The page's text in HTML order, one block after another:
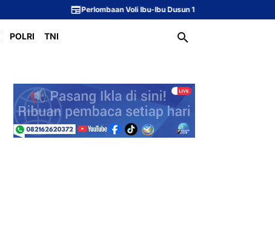
Perlombaan Voli Ibu-Ibu Dusun 1 Meriahkan Peringatan HUT ke-81
POLRI TNI